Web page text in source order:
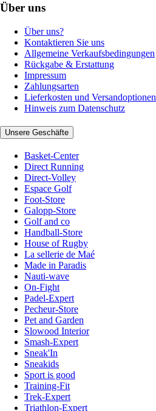
Über uns
Über uns?
Kontaktieren Sie uns
Allgemeine Verkaufsbedingungen
Rückgabe & Erstattung
Impressum
Zahlungsarten
Lieferkosten und Versandoptionen
Hinweis zum Datenschutz
Unsere Geschäfte
Basket-Center
Direct Running
Direct-Volley
Espace Golf
Foot-Store
Galopp-Store
Golf and co
Handball-Store
House of Rugby
La sellerie de Maé
Made in Paradis
Nauti-wave
On-Fight
Padel-Expert
Pecheur-Store
Pet and Garden
Slowood Interior
Smash-Expert
Sneak'In
Sneakids
Sport is good
Training-Fit
Trek-Expert
Triathlon-Expert